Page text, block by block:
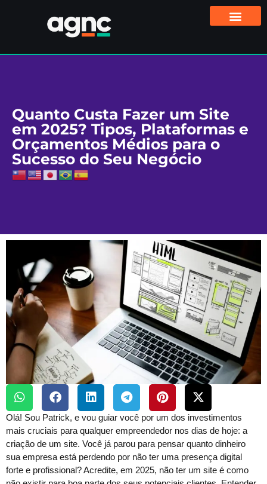
Quanto Custa Fazer um Site
em 2025? Tipos, Plataformas e
Orçamentos Médios para o
Sucesso do Seu Negócio
Olá! Sou Patrick, e vou guiar você por um dos investimentos
mais cruciais para qualquer empreendedor nos dias de hoje: a
criação de um site. Você já parou para pensar quanto dinheiro
sua empresa está perdendo por não ter uma presença digital
forte e profissional? Acredite, em 2025, não ter um site é como